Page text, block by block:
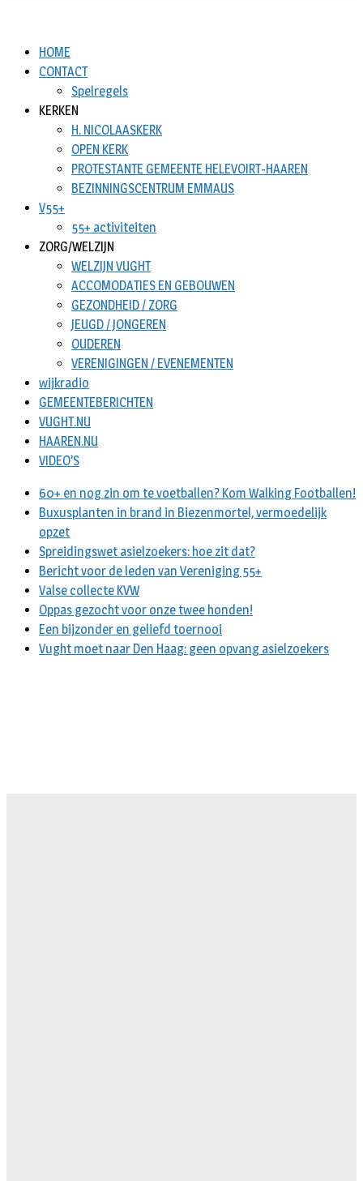
HOME
CONTACT
Spelregels
KERKEN
H. NICOLAASKERK
OPEN KERK
PROTESTANTE GEMEENTE HELEVOIRT-HAAREN
BEZINNINGSCENTRUM EMMAUS
V55+
55+ activiteiten
ZORG/WELZIJN
WELZIJN VUGHT
ACCOMODATIES EN GEBOUWEN
GEZONDHEID / ZORG
JEUGD / JONGEREN
OUDEREN
VERENIGINGEN / EVENEMENTEN
wijkradio
GEMEENTEBERICHTEN
VUGHT.NU
HAAREN.NU
VIDEO’S
60+ en nog zin om te voetballen? Kom Walking Footballen!
Buxusplanten in brand in Biezenmortel, vermoedelijk
opzet
Spreidingswet asielzoekers: hoe zit dat?
Bericht voor de leden van Vereniging 55+
Valse collecte KVW
Oppas gezocht voor onze twee honden!
Een bijzonder en geliefd toernooi
Vught moet naar Den Haag: geen opvang asielzoekers